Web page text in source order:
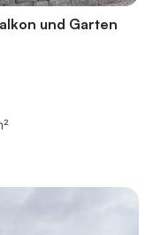
und Garten